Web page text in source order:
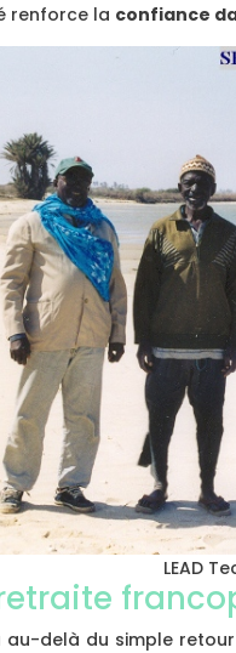
renforce la confiance
LEAD
au-delà du simple